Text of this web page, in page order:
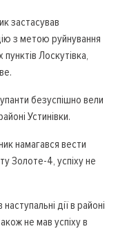
застасував
з метою руйнування
пунктів Лоскутівка,
безуспішно вели
Устинівки.
намагався вести
Золоте-4, успіху не
дії в районі
не мав успіху в